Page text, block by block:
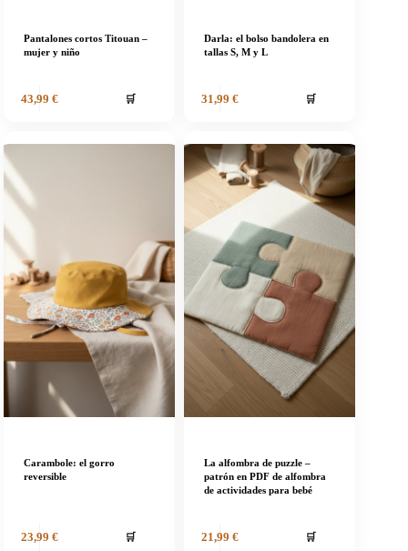
Pantalones cortos Titouan –
mujer y niño
43,99 € 🛒
Darla: el bolso bandolera en
tallas S, M y L
31,99 € 🛒
Carambole: el gorro
reversible
23,99 € 🛒
La alfombra de puzzle –
patrón en PDF de alfombra
de actividades para bebé
21,99 € 🛒